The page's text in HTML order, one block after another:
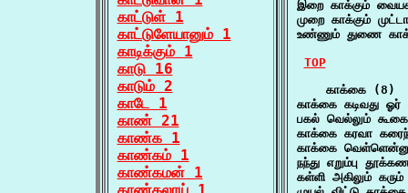
காட்டுள் 1
காட்டுளேயானும் 1
காடிக்கும் 1
காடு 16
காடும் 2
காடே 1
காண் 21
காண்க 1
காண்கம் 1
காண்கமன் 1
இறை காக்கும்
முறை காக்கும்
உண்ணும் துணை
TOP
    காக்கை (8)
காக்கை கடிவது
பகல் வெல்லும்
காக்கை கரவா
காக்கை
நந்து எறும்பு
கள்ளி அகிலும்